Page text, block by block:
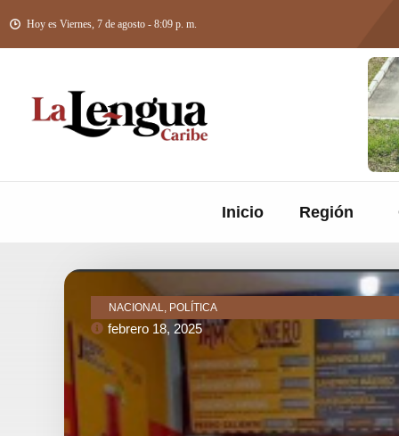
Hoy es Viernes, 7 de agosto - 8:09 p. m.
Inicio Región
NACIONAL, POLÍTICA
febrero 18, 2025